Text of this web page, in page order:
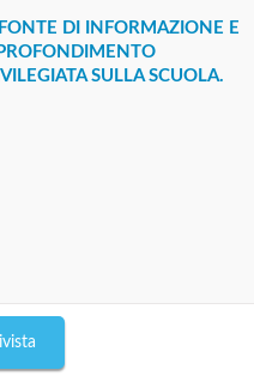
DI INFORMAZIONE E
SULLA SCUOLA.